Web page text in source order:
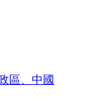
區、中國